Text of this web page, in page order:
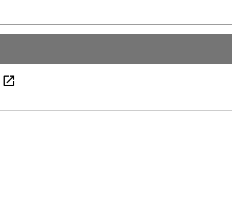
open_in_new